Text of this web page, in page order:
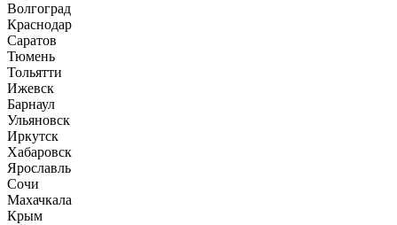
Волгоград
Краснодар
Саратов
Тюмень
Тольятти
Ижевск
Барнаул
Ульяновск
Иркутск
Хабаровск
Ярославль
Сочи
Махачкала
Крым